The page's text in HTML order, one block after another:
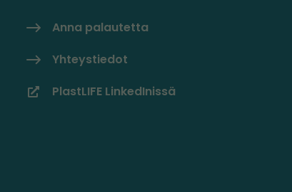
Anna palautetta
Yhteystiedot
PlastLIFE LinkedInissä